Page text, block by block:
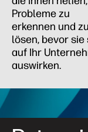
Probleme zu
erkennen und zu
lösen, bevor sie
auf Ihr
auswirken.